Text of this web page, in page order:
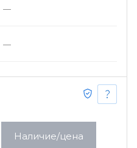
—
—
Наличие/цена